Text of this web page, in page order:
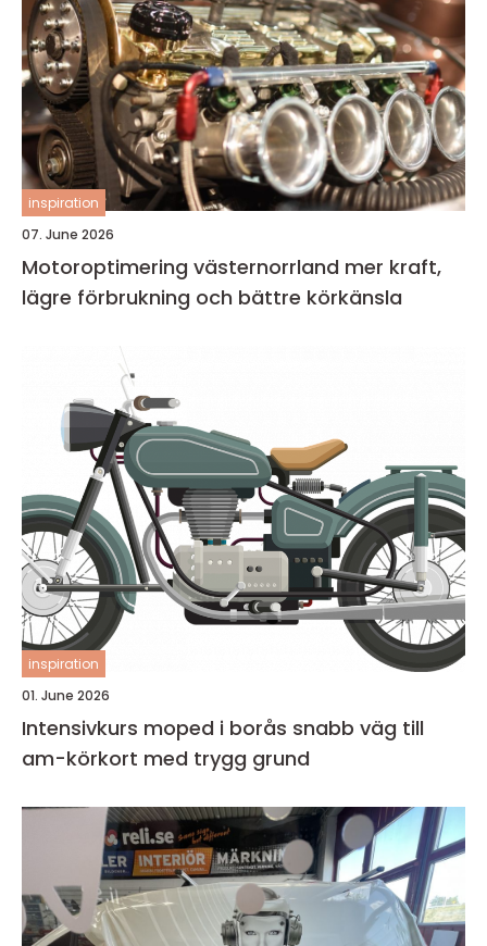
inspiration
07. June 2026
Motoroptimering västernorrland mer kraft,
lägre förbrukning och bättre körkänsla
inspiration
01. June 2026
Intensivkurs moped i borås snabb väg till
am-körkort med trygg grund